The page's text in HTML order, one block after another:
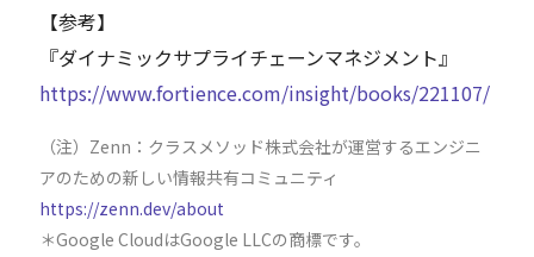
【参考】
『ダイナミックサプライチェーンマネジメント』
https://www.fortience.com/insight/books/221107/
（注）Zenn：クラスメソッド株式会社が運営するエンジニ
アのための新しい情報共有コミュニティ
https://zenn.dev/about
＊Google CloudはGoogle LLCの商標です。